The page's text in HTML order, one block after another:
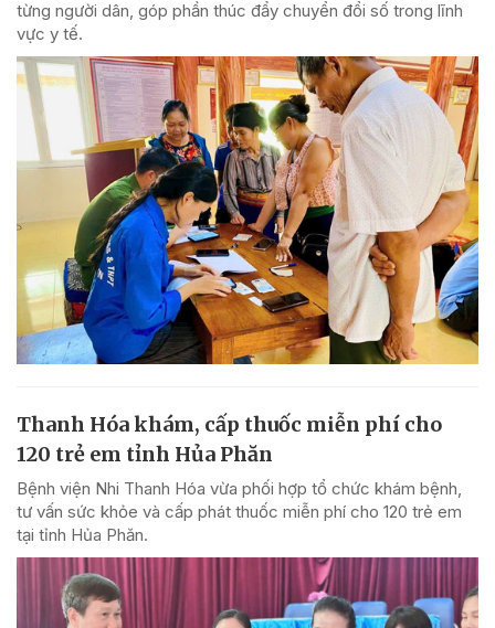
từng người dân, góp phần thúc đẩy chuyển đổi số trong lĩnh
vực y tế.
Thanh Hóa khám, cấp thuốc miễn phí cho
120 trẻ em tỉnh Hủa Phăn
Bệnh viện Nhi Thanh Hóa vừa phối hợp tổ chức khám bệnh,
tư vấn sức khỏe và cấp phát thuốc miễn phí cho 120 trẻ em
tại tỉnh Hủa Phăn.